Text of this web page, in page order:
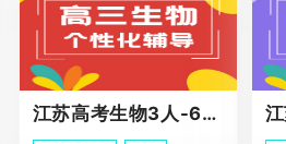
江苏高考生物3人-6人小班助力课程